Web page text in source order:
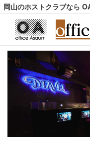
岡山のホストクラブなら